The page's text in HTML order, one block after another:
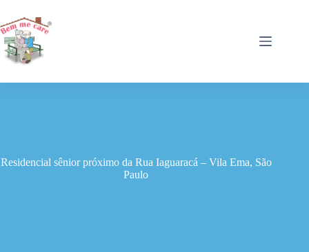
para
o
conteúdo
Residencial sênior próximo da Rua Iaguaracá – Vila Ema, São
Paulo